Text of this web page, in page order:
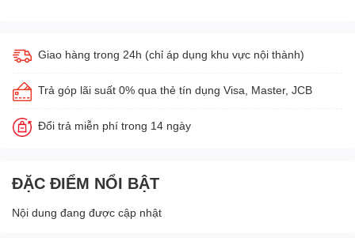
Giao hàng trong 24h (chỉ áp dụng khu vực nội thành)
Trả góp lãi suất 0% qua thẻ tín dụng Visa, Master, JCB
Đổi trả miễn phí trong 14 ngày
ĐẶC ĐIỂM NỔI BẬT
Nội dung đang được cập nhật